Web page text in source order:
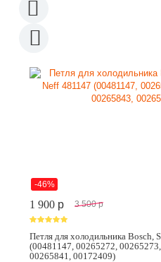
-46%
1 900 p 3 500 p
Петля для холодильника Bosch,
(00481147, 00265272,
00265841, 00172409)